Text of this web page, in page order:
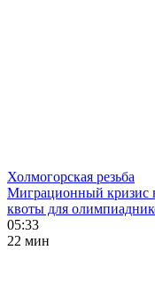
Холмогорская резьба
Миграционный кризис
квоты для
05:33
22 мин